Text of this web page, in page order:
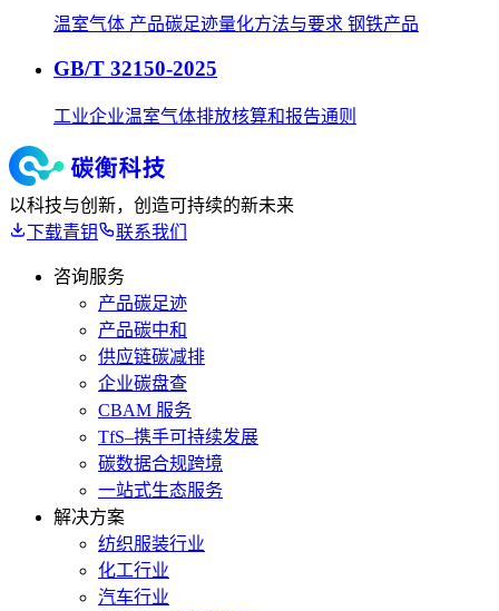
温室气体 产品碳足迹量化方法与要求 钢铁产品
GB/T 32150-2025
工业企业温室气体排放核算和报告通则
以科技与创新，创造可持续的新未来
下载青钥
联系我们
咨询服务
产品碳足迹
产品碳中和
供应链碳减排
企业碳盘查
CBAM 服务
TfS–携手可持续发展
碳数据合规跨境
一站式生态服务
解决方案
纺织服装行业
化工行业
汽车行业